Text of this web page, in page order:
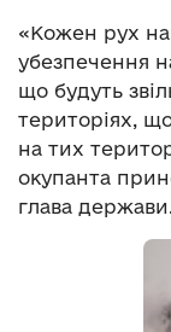
«Кожен рух
убезпечення
що будуть
територіях,
на тих
окупанта
глава